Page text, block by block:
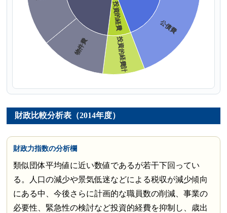
財政比較分析表（2014年度）
財政力指数の分析欄
類似団体平均値に近い数値であるが若干下回ってい
る。人口の減少や景気低迷などによる税収が減少傾向
にある中、今後さらに計画的な職員数の削減、事業の
必要性、緊急性の検討など投資的経費を抑制し、歳出